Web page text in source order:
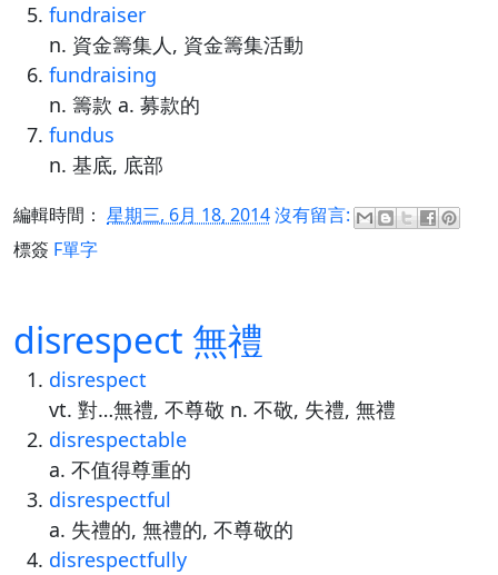
fundraiser
n. 資金籌集人, 資金籌集活動
fundraising
n. 籌款 a. 募款的
fundus
n. 基底, 底部
編輯時間： 星期三, 6月 18, 2014沒有留言:
標簽 F單字
disrespect 無禮
disrespect
vt. 對…無禮, 不尊敬 n. 不敬, 失禮, 無禮
disrespectable
a. 不值得尊重的
disrespectful
a. 失禮的, 無禮的, 不尊敬的
disrespectfully